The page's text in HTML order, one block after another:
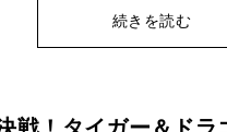
続きを読む